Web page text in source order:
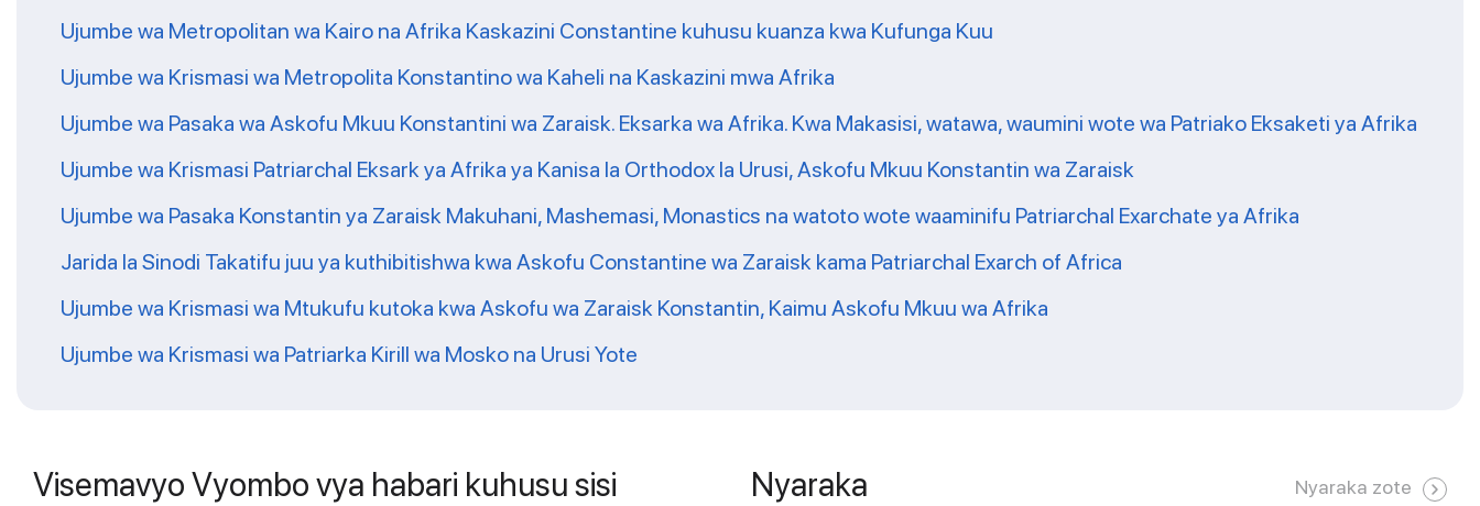
Ujumbe wa Metropolitan wa Kairo na Afrika Kaskazini Constantine kuhusu kuanza kwa Kufunga Kuu
Ujumbe wa Krismasi wa Metropolita Konstantino wa Kaheli na Kaskazini mwa Afrika
Ujumbe wa Pasaka wa Askofu Mkuu Konstantini wa Zaraisk. Eksarka wa Afrika. Kwa Makasisi, watawa, waumini wote wa Patriako Eksaketi ya Afrika
Ujumbe wa Krismasi Patriarchal Eksark ya Afrika ya Kanisa la Orthodox la Urusi, Askofu Mkuu Konstantin wa Zaraisk
Ujumbe wa Pasaka Konstantin ya Zaraisk Makuhani, Mashemasi, Monastics na watoto wote waaminifu Patriarchal Exarchate ya Afrika
Jarida la Sinodi Takatifu juu ya kuthibitishwa kwa Askofu Constantine wa Zaraisk kama Patriarchal Exarch of Africa
Ujumbe wa Krismasi wa Mtukufu kutoka kwa Askofu wa Zaraisk Konstantin, Kaimu Askofu Mkuu wa Afrika
Ujumbe wa Krismasi wa Patriarka Kirill wa Mosko na Urusi Yote
Visemavyo Vyombo vya habari kuhusu sisi Nyaraka Nyaraka zote